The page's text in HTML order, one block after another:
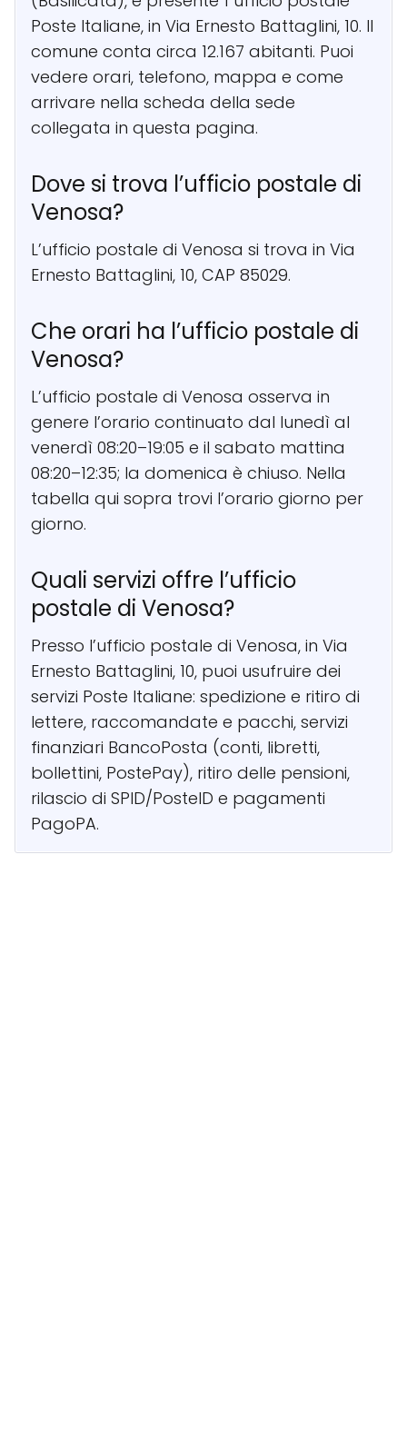
Poste Italiane, in Via Ernesto Battaglini, 10. Il
comune conta circa 12.167 abitanti. Puoi
vedere orari, telefono, mappa e come
arrivare nella scheda della sede
collegata in questa pagina.
Dove si trova l’ufficio postale di
Venosa?
L’ufficio postale di Venosa si trova in Via
Ernesto Battaglini, 10, CAP 85029.
Che orari ha l’ufficio postale di
Venosa?
L’ufficio postale di Venosa osserva in
genere l’orario continuato dal lunedì al
venerdì 08:20–19:05 e il sabato mattina
08:20–12:35; la domenica è chiuso. Nella
tabella qui sopra trovi l’orario giorno per
giorno.
Quali servizi offre l’ufficio
postale di Venosa?
Presso l’ufficio postale di Venosa, in Via
Ernesto Battaglini, 10, puoi usufruire dei
servizi Poste Italiane: spedizione e ritiro di
lettere, raccomandate e pacchi, servizi
finanziari BancoPosta (conti, libretti,
bollettini, PostePay), ritiro delle pensioni,
rilascio di SPID/PosteID e pagamenti
PagoPA.